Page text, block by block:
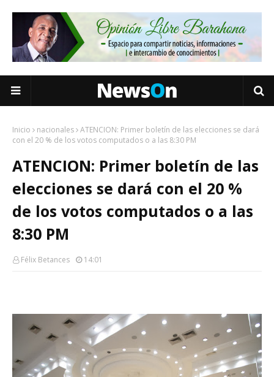
Inicio nacionales ATENCION: Primer boletín de las elecciones se dará
con el 20 % de los votos computados o a las 8:30 PM
ATENCION: Primer boletín de las
elecciones se dará con el 20 %
de los votos computados o a las
8:30 PM
Félix Betances 14:01